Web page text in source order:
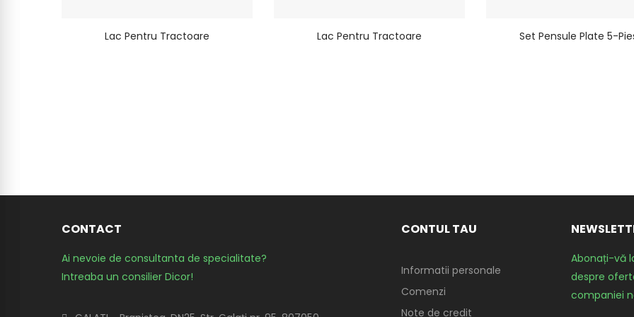
Lac Pentru Tractoare Lac Pentru Tractoare Set Pensule Plate 5-
CONTACT
Ai nevoie de consultanta de specialitate?
Intreaba un consilier Dicor!
CONTUL TAU
Informatii personale
Comenzi
Note de credit
Abonați-vă
despre
companiei